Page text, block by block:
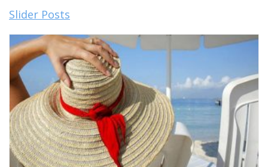
Slider Posts